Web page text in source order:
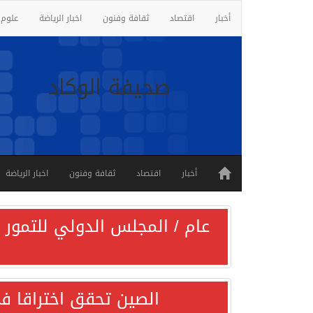
أخبار اقتصاد ثقافة وفنون اخبار الرياضة
صحيفة الوكاد
أخبار اقتصاد ثقافة وفنون اخبار الرياضة
عام / المجلس الدولي للتمور
الصين تحقق اختراقا